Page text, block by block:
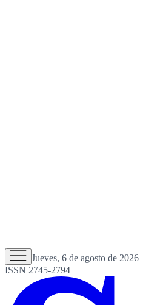
Jueves, 6 de agosto de 2026
ISSN 2745-2794